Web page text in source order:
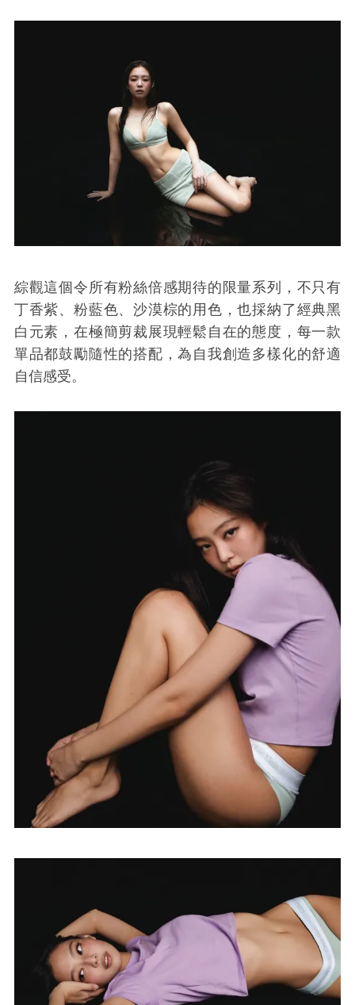
綜觀這個令所有粉絲倍感期待的限量系列，不只有
丁香紫、粉藍色、沙漠棕的用色，也採納了經典黑
白元素，在極簡剪裁展現輕鬆自在的態度，每一款
單品都鼓勵隨性的搭配，為自我創造多樣化的舒適
自信感受。